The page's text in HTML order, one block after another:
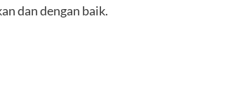
dan dengan baik.